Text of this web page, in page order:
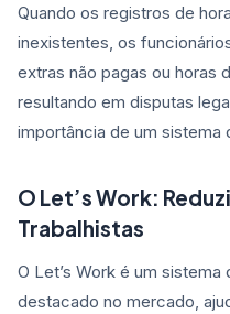
Quando os registros de
inexistentes, os
extras não pagas ou horas
resultando em disputas
importância de um sistema
O Let’s Work:
Trabalhistas
O Let’s Work é um
destacado no mercado,